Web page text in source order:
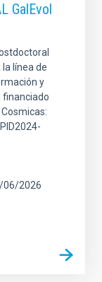
GalEvol
línea de
y
financiado
06/2026